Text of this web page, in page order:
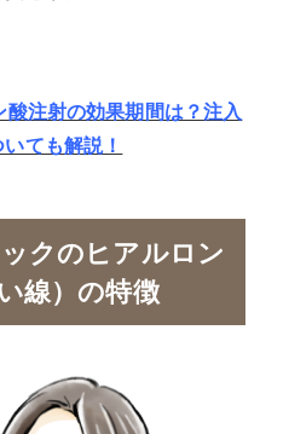
注射の効果期間は？注入
ても解説！
クのヒアルロン
線）の特徴